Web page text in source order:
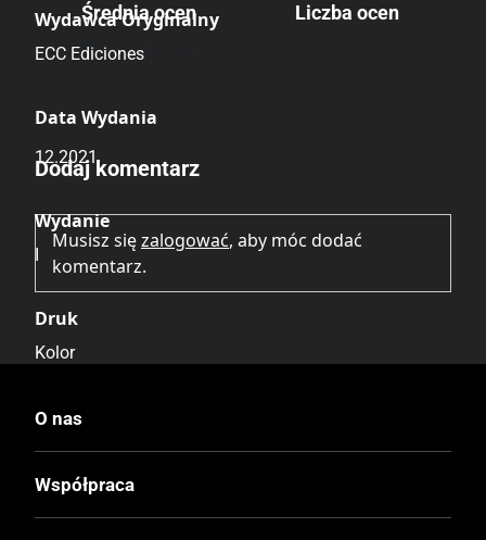
Wydawca Oryginalny
ECC Ediciones
Data Wydania
12.2021
Wydanie
Druk
Kolor
Oprawa
Twarda
Format
Średnia ocen
Brak głosów
Liczba ocen
Brak opinii.
Dodaj komentarz
Musisz sięzalogować, aby móc dodać
komentarz.
O nas
Współpraca